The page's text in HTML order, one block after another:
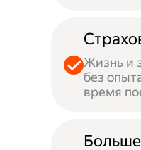
Жизнь и
без
время